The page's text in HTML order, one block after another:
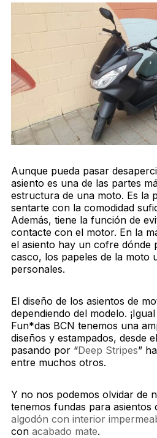
Aunque pueda pasar
asiento es una de las partes
estructura de una moto. Es la
sentarte con la comodidad
Además, tiene la función de
contacte con el motor. En la
el asiento hay un cofre dónde
casco, los papeles de la moto
personales.
El diseño de los asientos de
dependiendo del modelo.
Fun*das BCN tenemos una
diseños y estampados, desde
pasando por “Deep Stripes”
entre muchos otros.
Y no nos podemos olvidar de
tenemos fundas para asientos
algodón con interior
con acabado mate.